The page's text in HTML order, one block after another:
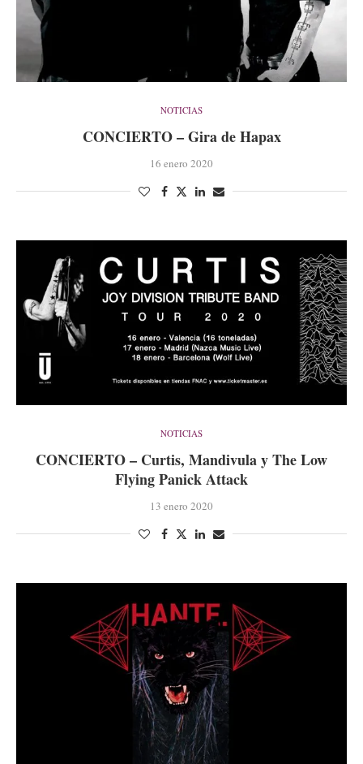
NOTICIAS
CONCIERTO – Gira de Hapax
16 enero 2020
NOTICIAS
CONCIERTO – Curtis, Mandivula y The Low
Flying Panick Attack
13 enero 2020